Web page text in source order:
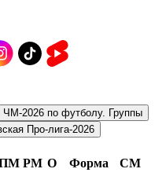
ЧМ-2026 по футболу. Группы
Про-лига-2026
РМ О Форма
СМ